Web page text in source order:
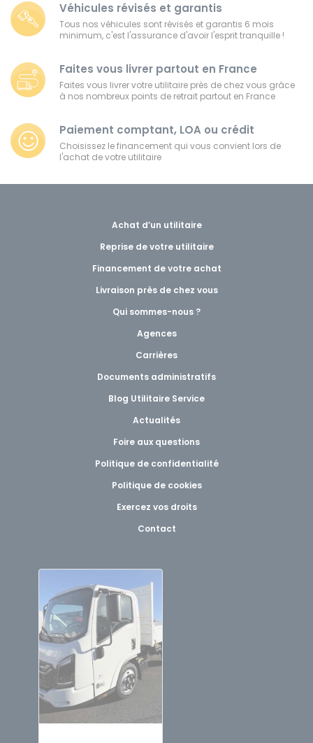
Véhicules révisés et garantis
Tous nos véhicules sont révisés et garantis 6 mois
minimum, c'est l'assurance d'avoir l'esprit tranquille !
Faites vous livrer partout en France
Faites vous livrer votre utilitaire près de chez vous grâce
à nos nombreux points de retrait partout en France
Paiement comptant, LOA ou crédit
Choisissez le financement qui vous convient lors de
l'achat de votre utilitaire
Achat d’un utilitaire
Reprise de votre utilitaire
Financement de votre achat
Livraison près de chez vous
Qui sommes-nous ?
Agences
Carrières
Documents administratifs
Blog Utilitaire Service
Actualités
Foire aux questions
Politique de confidentialité
Politique de cookies
Exercez vos droits
Contact